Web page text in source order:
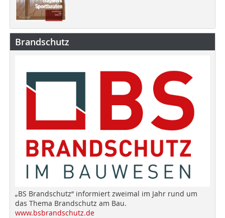
Brandschutz
„BS Brandschutz“ informiert zweimal im Jahr rund um
das Thema Brandschutz am Bau.
www.bsbrandschutz.de